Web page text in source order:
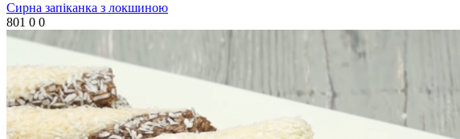
Сирна запіканка з локшиною
801 0 0